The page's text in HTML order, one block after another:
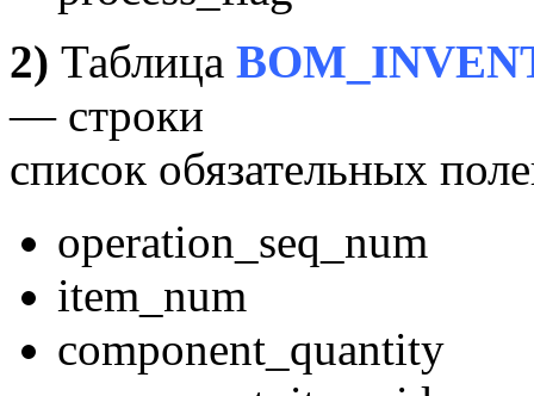
2) Таблица
— строки
список обязательных
operation_seq_num
item_num
component_quantity